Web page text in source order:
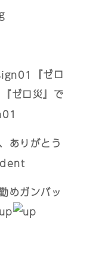
『ゼロ
『ゼロ災』で
ありがとう
めガンバッ